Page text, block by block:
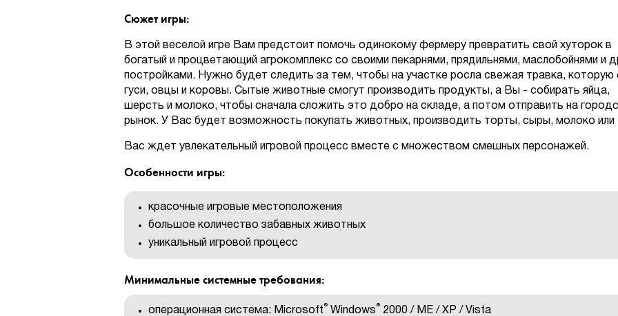
Сюжет игры:
В этой веселой игре Вам предстоит помочь одинокому фермеру превратить свой хуторок в
богатый и процветающий агрокомплекс со своими пекарнями, прядильнями, маслобойнями и
постройками. Нужно будет следить за тем, чтобы на участке росла свежая травка, которую
гуси, овцы и коровы. Сытые животные смогут производить продукты, а Вы - собирать яйца,
шерсть и молоко, чтобы сначала сложить это добро на складе, а потом отправить на
рынок. У Вас будет возможность покупать животных, производить торты, сыры, молоко или
Вас ждет увлекательный игровой процесс вместе с множеством смешных персонажей.
Особенности игры:
красочные игровые местоположения
большое количество забавных животных
уникальный игровой процесс
Минимальные системные требования:
операционная система: Microsoft® Windows® 2000 / ME / XP / Vista